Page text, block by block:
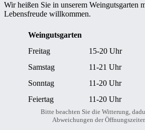
Wir heißen Sie in unserem Weingutsgarten
Lebensfreude willkommen.
Weingutsgarten
Freitag
15-20 Uhr
Samstag
11-21 Uhr
Sonntag
11-20 Uhr
Feiertag
11-20 Uhr
Bitte beachten Sie die Witterung,
Abweichungen der